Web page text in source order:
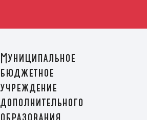
Муниципальное
бюджетное
учреждение
дополнительного